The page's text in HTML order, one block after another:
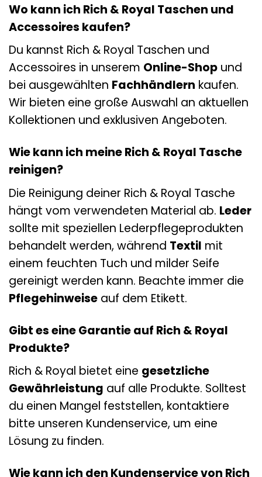
Wo kann ich Rich & Royal Taschen und
Accessoires kaufen?
Du kannst Rich & Royal Taschen und
Accessoires in unserem Online-Shop und
bei ausgewählten Fachhändlern kaufen.
Wir bieten eine große Auswahl an aktuellen
Kollektionen und exklusiven Angeboten.
Wie kann ich meine Rich & Royal Tasche
reinigen?
Die Reinigung deiner Rich & Royal Tasche
hängt vom verwendeten Material ab. Leder
sollte mit speziellen Lederpflegeprodukten
behandelt werden, während Textil mit
einem feuchten Tuch und milder Seife
gereinigt werden kann. Beachte immer die
Pflegehinweise auf dem Etikett.
Gibt es eine Garantie auf Rich & Royal
Produkte?
Rich & Royal bietet eine gesetzliche
Gewährleistung auf alle Produkte. Solltest
du einen Mangel feststellen, kontaktiere
bitte unseren Kundenservice, um eine
Lösung zu finden.
Wie kann ich den Kundenservice von Rich